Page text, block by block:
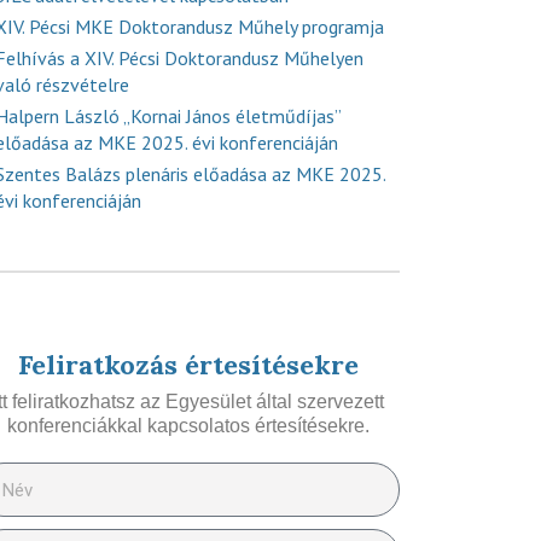
Pécsi MKE Doktorandusz Műhely programja
a XIV. Pécsi Doktorandusz Műhelyen
részvételre
László „Kornai János életműdíjas”
az MKE 2025. évi konferenciáján
Balázs plenáris előadása az MKE 2025.
konferenciáján
Feliratkozás értesítésekre
feliratkozhatsz az Egyesület által szervezett
konferenciákkal kapcsolatos értesítésekre.